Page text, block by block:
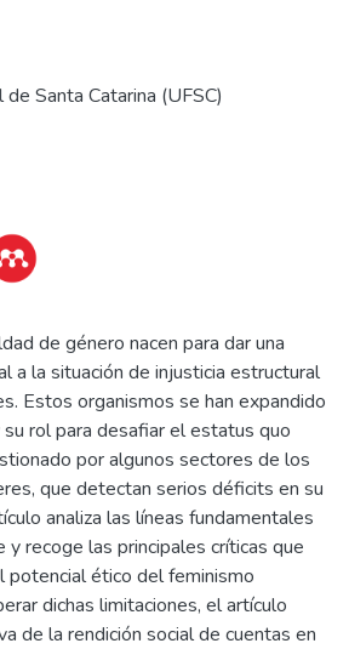
Santa Catarina (UFSC)
de género nacen para dar una
a la situación de injusticia estructural
Estos organismos se han expandido
rol para desafiar el estatus quo
por algunos sectores de los
que detectan serios déficits en su
analiza las líneas fundamentales
recoge las principales críticas que
potencial ético del feminismo
dichas limitaciones, el artículo
de la rendición social de cuentas en